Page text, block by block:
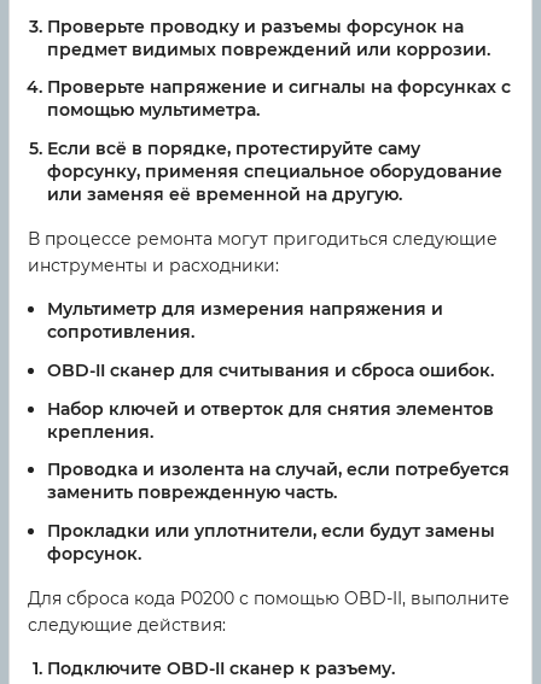
Проверьте проводку и разъемы форсунок на
предмет видимых повреждений или коррозии.
Проверьте напряжение и сигналы на форсунках с
помощью мультиметра.
Если всё в порядке, протестируйте саму
форсунку, применяя специальное оборудование
или заменяя её временной на другую.
В процессе ремонта могут пригодиться следующие
инструменты и расходники:
Мультиметр для измерения напряжения и
сопротивления.
OBD-II сканер для считывания и сброса ошибок.
Набор ключей и отверток для снятия элементов
крепления.
Проводка и изолента на случай, если потребуется
заменить поврежденную часть.
Прокладки или уплотнители, если будут замены
форсунок.
Для сброса кода P0200 с помощью OBD-II, выполните
следующие действия:
Подключите OBD-II сканер к разъему.